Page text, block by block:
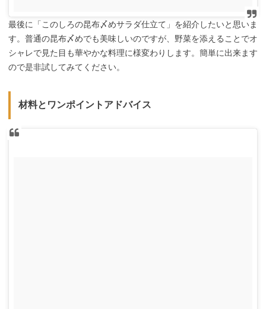
最後に「このしろの昆布〆めサラダ仕立て」を紹介したいと思いま
す。普通の昆布〆めでも美味しいのですが、野菜を添えることでオ
シャレで見た目も華やかな料理に様変わりします。簡単に出来ます
ので是非試してみてください。
材料とワンポイントアドバイス